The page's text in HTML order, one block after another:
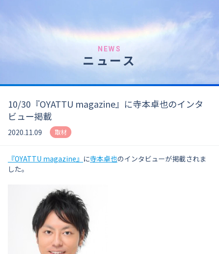
NEWS
ニュース
10/30『OYATTU magazine』に寺本卓也のインタ
ビュー掲載
2020.11.09 取材
『OYATTU magazine』 に寺本卓也のインタビューが掲載されま
した。